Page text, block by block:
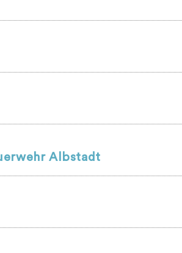
Albstadt